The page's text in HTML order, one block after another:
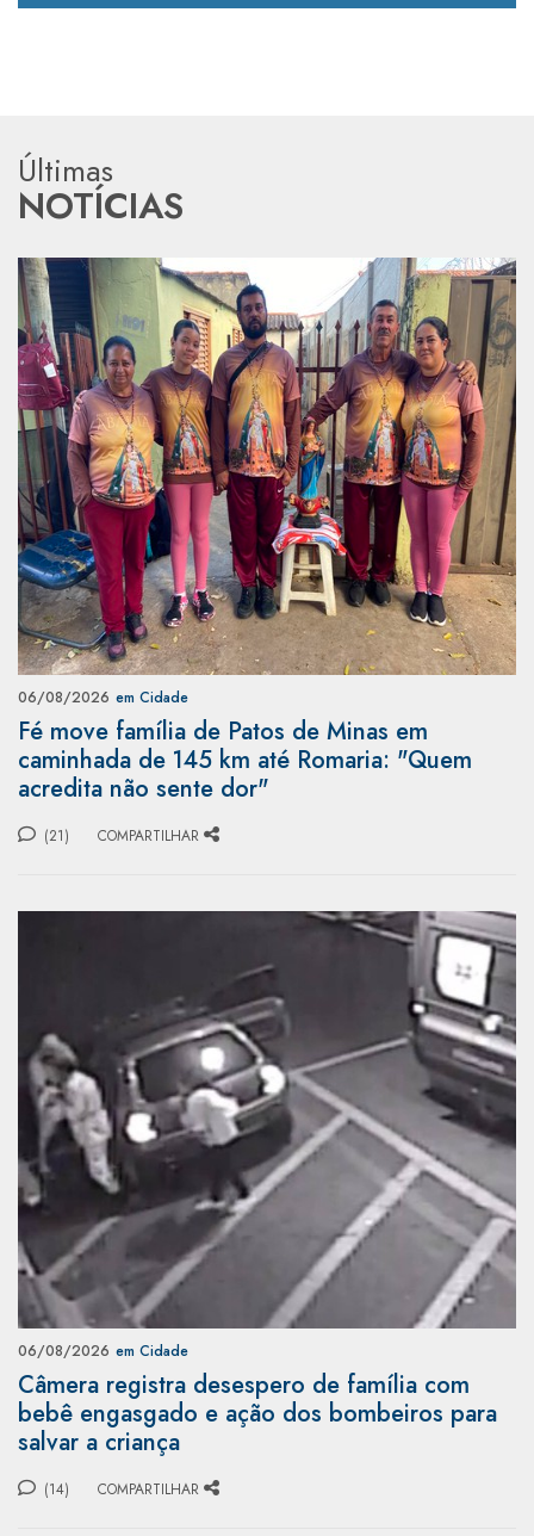
Últimas
NOTÍCIAS
06/08/2026 em Cidade
Fé move família de Patos de Minas em
caminhada de 145 km até Romaria: "Quem
acredita não sente dor"
(21) COMPARTILHAR
06/08/2026 em Cidade
Câmera registra desespero de família com
bebê engasgado e ação dos bombeiros para
salvar a criança
(14) COMPARTILHAR